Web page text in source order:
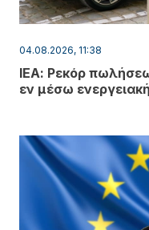
04.08.2026, 11:38
ΙΕΑ: Ρεκόρ
εν μέσω